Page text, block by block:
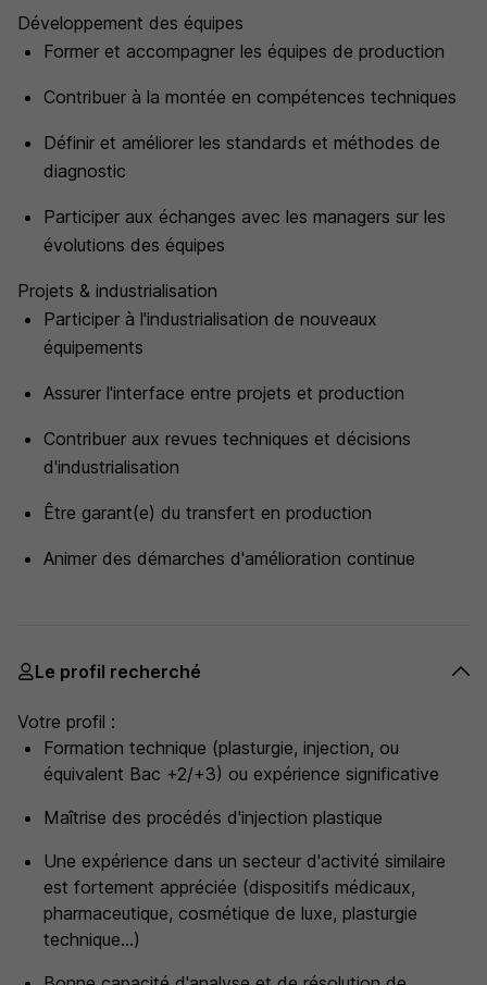
Développement des équipes
Former et accompagner les équipes de production
Contribuer à la montée en compétences techniques
Définir et améliorer les standards et méthodes de
diagnostic
Participer aux échanges avec les managers sur les
évolutions des équipes
Projets & industrialisation
Participer à l'industrialisation de nouveaux
équipements
Assurer l'interface entre projets et production
Contribuer aux revues techniques et décisions
d'industrialisation
Être garant(e) du transfert en production
Animer des démarches d'amélioration continue
Le profil recherché
Votre profil :
Formation technique (plasturgie, injection, ou
équivalent Bac +2/+3) ou expérience significative
Maîtrise des procédés d'injection plastique
Une expérience dans un secteur d'activité similaire
est fortement appréciée (dispositifs médicaux,
pharmaceutique, cosmétique de luxe, plasturgie
technique...)